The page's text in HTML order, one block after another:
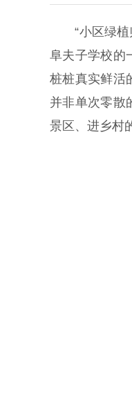
“小区绿植
阜夫子学校的
桩桩真实鲜活
并非单次零散
景区、进乡村